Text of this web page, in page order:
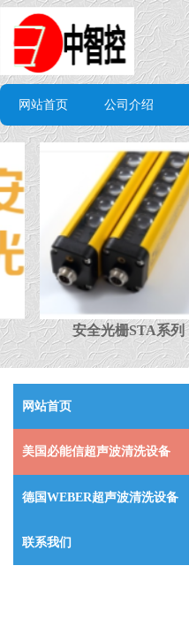
安全光栅STA系列
网站首页 公司介绍
网站首页
美国必能信超声波清洗设备
德国WEBER超声波清洗设备
联系我们